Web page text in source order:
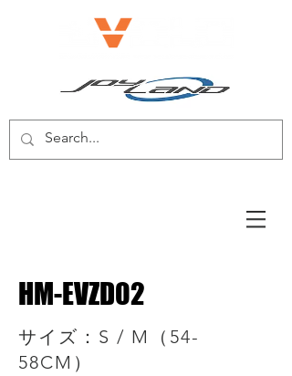
HM-EVZD02
サイズ：S / M（54-
58CM）